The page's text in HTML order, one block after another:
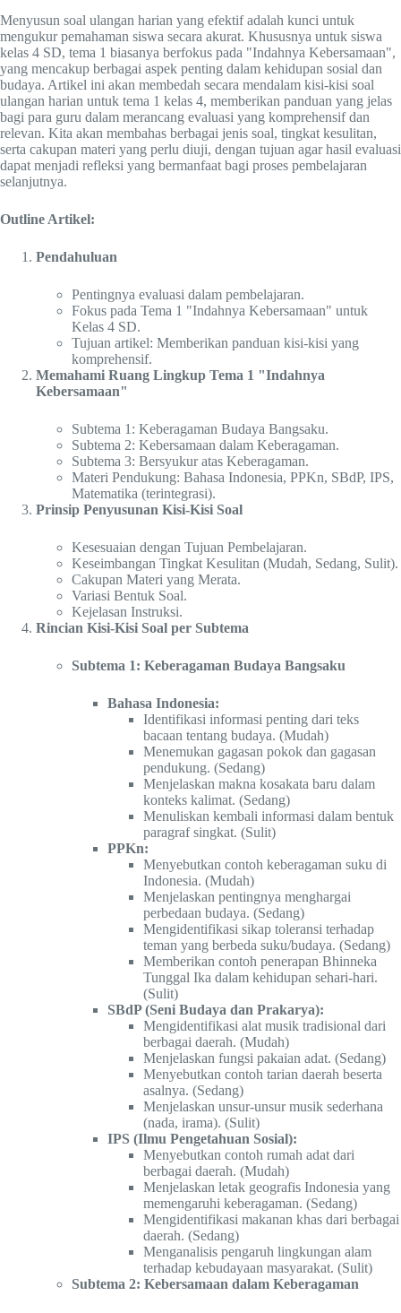
Menyusun soal ulangan harian yang efektif adalah kunci untuk
mengukur pemahaman siswa secara akurat. Khususnya untuk siswa
kelas 4 SD, tema 1 biasanya berfokus pada "Indahnya Kebersamaan",
yang mencakup berbagai aspek penting dalam kehidupan sosial dan
budaya. Artikel ini akan membedah secara mendalam kisi-kisi soal
ulangan harian untuk tema 1 kelas 4, memberikan panduan yang jelas
bagi para guru dalam merancang evaluasi yang komprehensif dan
relevan. Kita akan membahas berbagai jenis soal, tingkat kesulitan,
serta cakupan materi yang perlu diuji, dengan tujuan agar hasil evaluasi
dapat menjadi refleksi yang bermanfaat bagi proses pembelajaran
selanjutnya.
Outline Artikel:
Pendahuluan
Pentingnya evaluasi dalam pembelajaran.
Fokus pada Tema 1 "Indahnya Kebersamaan" untuk
Kelas 4 SD.
Tujuan artikel: Memberikan panduan kisi-kisi yang
komprehensif.
Memahami Ruang Lingkup Tema 1 "Indahnya
Kebersamaan"
Subtema 1: Keberagaman Budaya Bangsaku.
Subtema 2: Kebersamaan dalam Keberagaman.
Subtema 3: Bersyukur atas Keberagaman.
Materi Pendukung: Bahasa Indonesia, PPKn, SBdP, IPS,
Matematika (terintegrasi).
Prinsip Penyusunan Kisi-Kisi Soal
Kesesuaian dengan Tujuan Pembelajaran.
Keseimbangan Tingkat Kesulitan (Mudah, Sedang, Sulit).
Cakupan Materi yang Merata.
Variasi Bentuk Soal.
Kejelasan Instruksi.
Rincian Kisi-Kisi Soal per Subtema
Subtema 1: Keberagaman Budaya Bangsaku
Bahasa Indonesia:
Identifikasi informasi penting dari teks
bacaan tentang budaya. (Mudah)
Menemukan gagasan pokok dan gagasan
pendukung. (Sedang)
Menjelaskan makna kosakata baru dalam
konteks kalimat. (Sedang)
Menuliskan kembali informasi dalam bentuk
paragraf singkat. (Sulit)
PPKn:
Menyebutkan contoh keberagaman suku di
Indonesia. (Mudah)
Menjelaskan pentingnya menghargai
perbedaan budaya. (Sedang)
Mengidentifikasi sikap toleransi terhadap
teman yang berbeda suku/budaya. (Sedang)
Memberikan contoh penerapan Bhinneka
Tunggal Ika dalam kehidupan sehari-hari.
(Sulit)
SBdP (Seni Budaya dan Prakarya):
Mengidentifikasi alat musik tradisional dari
berbagai daerah. (Mudah)
Menjelaskan fungsi pakaian adat. (Sedang)
Menyebutkan contoh tarian daerah beserta
asalnya. (Sedang)
Menjelaskan unsur-unsur musik sederhana
(nada, irama). (Sulit)
IPS (Ilmu Pengetahuan Sosial):
Menyebutkan contoh rumah adat dari
berbagai daerah. (Mudah)
Menjelaskan letak geografis Indonesia yang
memengaruhi keberagaman. (Sedang)
Mengidentifikasi makanan khas dari berbagai
daerah. (Sedang)
Menganalisis pengaruh lingkungan alam
terhadap kebudayaan masyarakat. (Sulit)
Subtema 2: Kebersamaan dalam Keberagaman